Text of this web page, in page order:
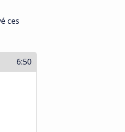
ces
6:50